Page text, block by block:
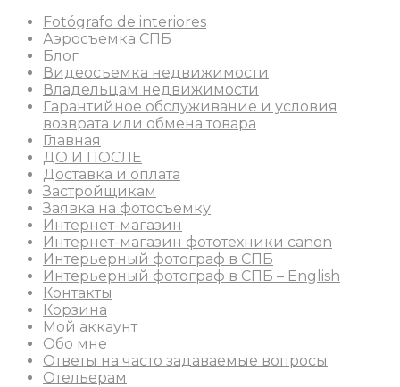
Fotógrafo de interiores
Аэросъемка СПБ
Блог
Видеосъемка недвижимости
Владельцам недвижимости
Гарантийное обслуживание и условия
возврата или обмена товара
Главная
ДО И ПОСЛЕ
Доставка и оплата
Застройщикам
Заявка на фотосъемку
Интернет-магазин
Интернет-магазин фототехники canon
Интерьерный фотограф в СПБ
Интерьерный фотограф в СПБ – English
Контакты
Корзина
Мой аккаунт
Обо мне
Ответы на часто задаваемые вопросы
Отельерам